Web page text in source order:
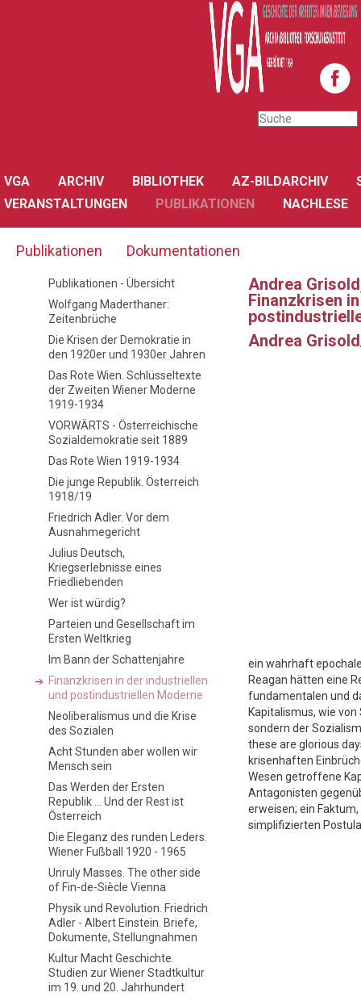
VGA ARCHIV BIBLIOTHEK AZ-BILDARCHIV
VERANSTALTUNGEN
PUBLIKATIONEN NACHLESE
Publikationen Dokumentationen
Publikationen - Übersicht
Wolfgang Maderthaner:
Zeitenbrüche
Die Krisen der Demokratie in
den 1920er und 1930er Jahren
Das Rote Wien. Schlüsseltexte
der Zweiten Wiener Moderne
1919-1934
VORWÄRTS - Österreichische
Sozialdemokratie seit 1889
Das Rote Wien 1919-1934
Die junge Republik. Österreich
1918/19
Friedrich Adler. Vor dem
Ausnahmegericht
Julius Deutsch,
Kriegserlebnisse eines
Friedliebenden
Wer ist würdig?
Parteien und Gesellschaft im
Ersten Weltkrieg
Im Bann der Schattenjahre
Finanzkrisen in der industriellen
und postindustriellen Moderne
Neoliberalismus und die Krise
des Sozialen
Acht Stunden aber wollen wir
Mensch sein
Das Werden der Ersten
Republik ... Und der Rest ist
Österreich
Die Eleganz des runden Leders.
Wiener Fußball 1920 - 1965
Unruly Masses. The other side
of Fin-de-Siècle Vienna
Physik und Revolution. Friedrich
Adler - Albert Einstein. Briefe,
Dokumente, Stellungnahmen
Kultur Macht Geschichte.
Studien zur Wiener Stadtkultur
im 19. und 20. Jahrhundert
Andrea
Finanzkrisen
Andrea
ein wahrhaft
Reagan hätten eine
fundamentalen und
Kapitalismus, wie
sondern der
these are glorious
krisenhaften
Wesen getroffene
Antagonisten
erweisen; ein
simplifizierten